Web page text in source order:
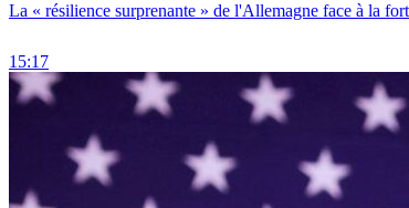
La « résilience surprenante » de l'Allemagne face à la
15:17